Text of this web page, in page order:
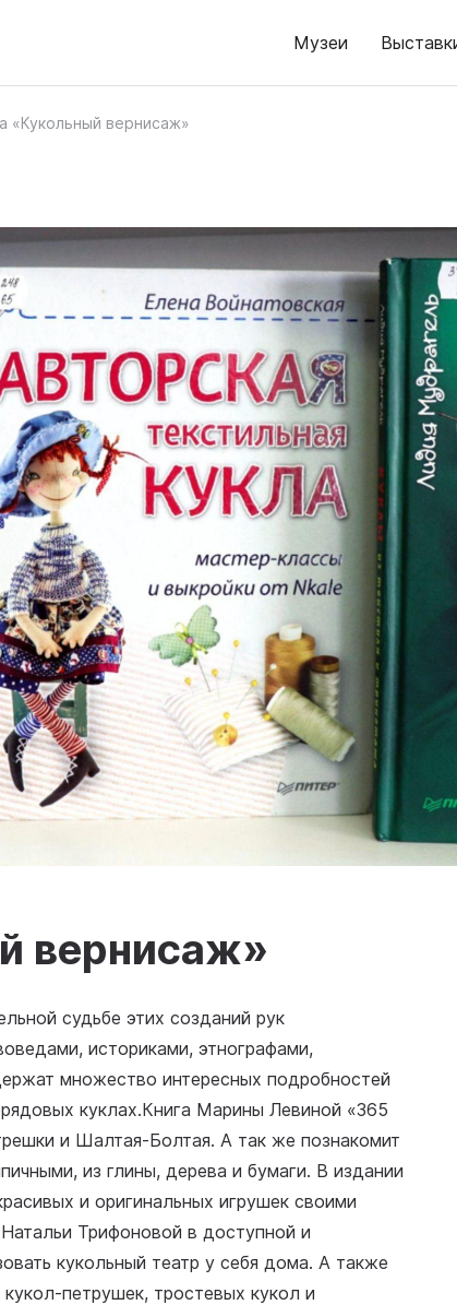
Музеи
«Кукольный вернисаж»
вернисаж»
судьбе этих созданий рук
историками, этнографами,
множество интересных подробностей
куклах.Книга Марины Левиной «365
и Шалтая-Болтая. А так же познакомит
из глины, дерева и бумаги. В издании
и оригинальных игрушек своими
Трифоновой в доступной и
кукольный театр у себя дома. А также
петрушек, тростевых кукол и